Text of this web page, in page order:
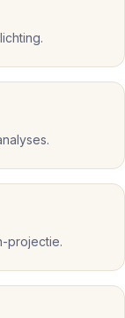
projectie.